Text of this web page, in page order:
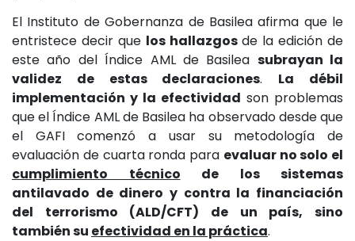
El Instituto de Gobernanza de Basilea afirma que le
entristece decir que los hallazgosde la edición de
este año del Índice AML de Basilea subrayan la
validez de estas declaraciones. La débil
implementación y la efectividad son problemas
que el Índice AML de Basilea ha observado desde que
el GAFI comenzó a usar su metodología de
evaluación de cuarta ronda para evaluar no solo el
cumplimiento técnico de los sistemas
antilavado de dinero y contra la financiación
del terrorismo (ALD/CFT) de un país, sino
también su efectividad en la práctica.